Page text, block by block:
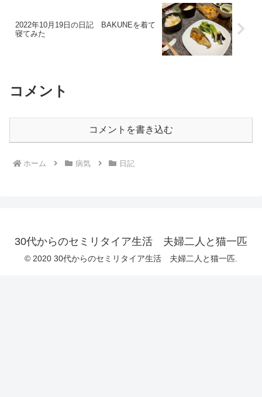
2022年10月19日の日記 BAKUNEを着て
寝てみた
コメント
コメントを書き込む
ホーム 病気 日記
30代からのセミリタイア生活 夫婦二人と猫一匹
© 2020 30代からのセミリタイア生活 夫婦二人と猫一匹.